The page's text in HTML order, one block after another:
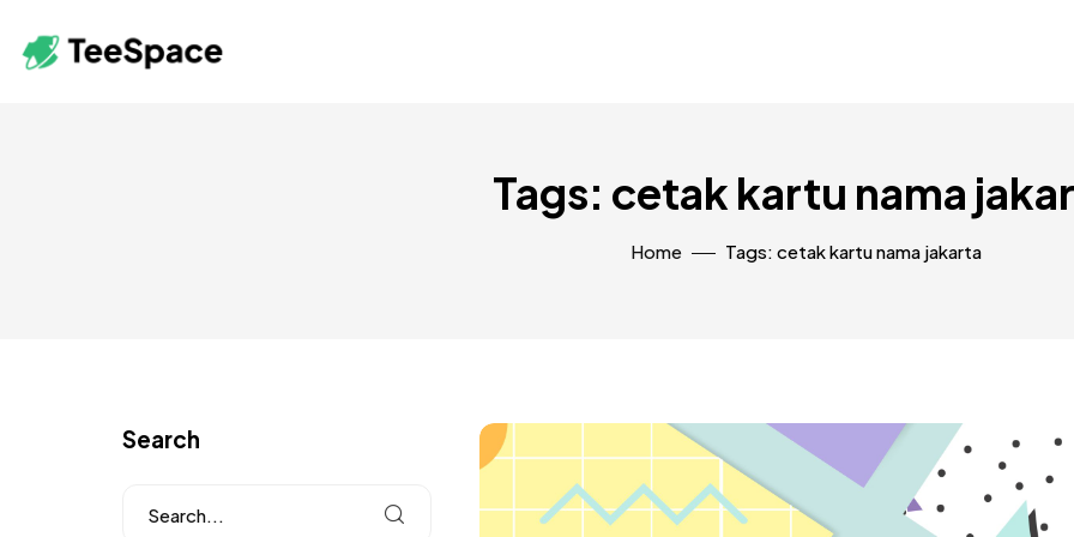
Tags: cetak kartu nama
Home Tags: cetak kartu nama jakarta
Search